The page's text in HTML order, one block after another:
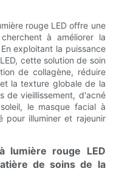
rouge LED offre une
à améliorer la
exploitant la puissance
cette solution de soin
de collagène, réduire
la texture globale de la
de vieillissement, d'acné
le masque facial à
pour illuminer et rajeunir
lumière rouge LED
de soins de la